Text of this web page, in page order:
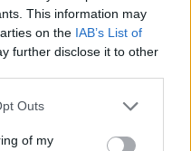
This information may
on the IAB’s List of
further disclose it to other
one or more Google
You may click to
Outs
of my